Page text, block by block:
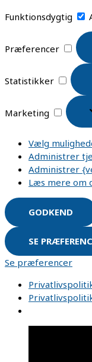
Funktionsdygtig
Præferencer
Statistikker
Marketing
Vælg
Administrer
Administrer
Læs mere om
GODKEND
SE
Se præferencer